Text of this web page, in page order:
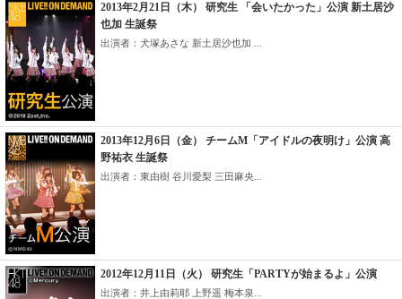
2013年2月21日（木） 研究生 「会いたかった」公演 新土居沙
也加 生誕祭
出演者：犬塚あさな 新土居沙也加 ...
2013年12月6日（金） チームM「アイドルの夜明け」公演 高
野祐衣 生誕祭
出演者：東由樹 谷川愛梨 三田麻央...
2012年12月11日（火） 研究生「PARTYが始まるよ」公演
出演者：井上由莉耶 上野遥 梅本泉...